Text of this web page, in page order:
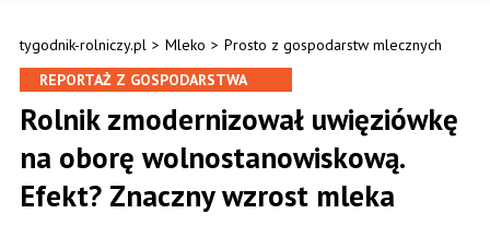
tygodnik-rolniczy.pl > Mleko > Prosto z gospodarstw mlecznych
REPORTAŻ Z GOSPODARSTWA
Rolnik zmodernizował uwięziówkę
na oborę wolnostanowiskową.
Efekt? Znaczny wzrost mleka